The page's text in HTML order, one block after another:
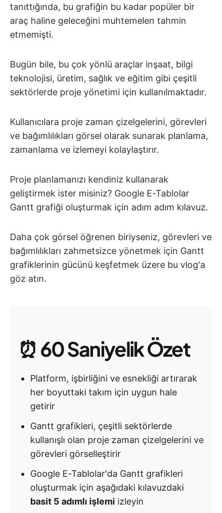
tanıttığında, bu grafiğin bu kadar popüler bir
araç haline geleceğini muhtemelen tahmin
etmemişti.
Bugün bile, bu çok yönlü araçlar inşaat, bilgi
teknolojisi, üretim, sağlık ve eğitim gibi çeşitli
sektörlerde proje yönetimi için kullanılmaktadır.
Kullanıcılara proje zaman çizelgelerini, görevleri
ve bağımlılıkları görsel olarak sunarak planlama,
zamanlama ve izlemeyi kolaylaştırır.
Proje planlamanızı kendiniz kullanarak
geliştirmek ister misiniz? Google E-Tablolar
Gantt grafiği oluşturmak için adım adım kılavuz.
Daha çok görsel öğrenen biriyseniz, görevleri ve
bağımlılıkları zahmetsizce yönetmek için Gantt
grafiklerinin gücünü keşfetmek üzere bu vlog'a
göz atın.
⏰60 Saniyelik Özet
Platform, işbirliğini ve esnekliği artırarak
her boyuttaki takım için uygun hale
getirir
Gantt grafikleri, çeşitli sektörlerde
kullanışlı olan proje zaman çizelgelerini ve
görevleri görselleştirir
Google E-Tablolar'da Gantt grafikleri
oluşturmak için aşağıdaki kılavuzdaki
basit 5 adımlı işlemi izleyin